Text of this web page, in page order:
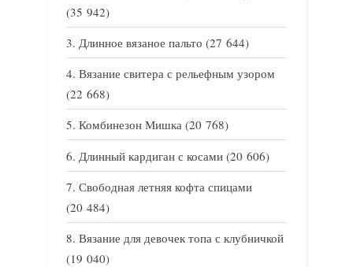
(35 942)
Длинное вязаное пальто (27 644)
Вязание свитера с рельефным узором
(22 668)
Комбинезон Мишка (20 768)
Длинный кардиган с косами (20 606)
Свободная летняя кофта спицами
(20 484)
Вязание для девочек топа с клубничкой
(19 040)